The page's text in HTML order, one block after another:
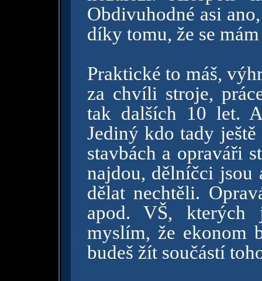
Obdivuhodné asi
díky tomu, že se
Praktické to máš,
za chvíli stroje,
tak dalších 10 let.
Jediný kdo tady
stavbách a opraváři
najdou, dělníčci
dělat nechtěli.
apod. VŠ, kterých
myslím, že ekonom
budeš žít součástí